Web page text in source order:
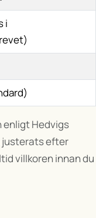
i
enligt Hedvigs
justerats efter
villkoren innan du